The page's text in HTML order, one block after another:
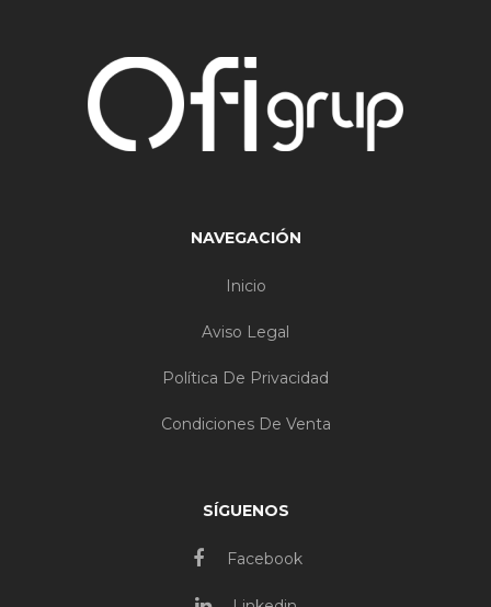
NAVEGACIÓN
Inicio
Aviso Legal
Política De Privacidad
Condiciones De Venta
SÍGUENOS
Facebook